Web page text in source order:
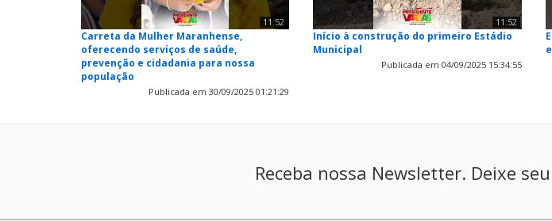
11:52
Carreta da Mulher Maranhense,
oferecendo serviços de saúde,
prevenção e cidadania para nossa
população
Publicada em 30/09/2025 01:21:29
11:52
Início à construção do primeiro Estádio
Municipal
Publicada em 04/09/2025 15:34:55
Receba nossa Newsletter. Deixe